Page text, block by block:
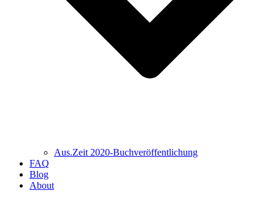
Aus.Zeit 2020-Buch­veröffentlichung
FAQ
Blog
About